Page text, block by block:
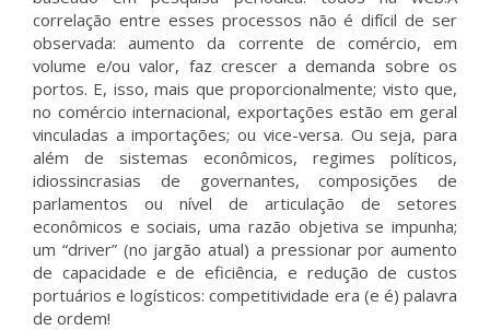
correlação entre esses processos não é difícil de ser
observada: aumento da corrente de comércio, em
volume e/ou valor, faz crescer a demanda sobre os
portos. E, isso, mais que proporcionalmente; visto que,
no comércio internacional, exportações estão em geral
vinculadas a importações; ou vice-versa. Ou seja, para
além de sistemas econômicos, regimes políticos,
idiossincrasias de governantes, composições de
parlamentos ou nível de articulação de setores
econômicos e sociais, uma razão objetiva se impunha;
um “driver” (no jargão atual) a pressionar por aumento
de capacidade e de eficiência, e redução de custos
portuários e logísticos: competitividade era (e é) palavra
de ordem!